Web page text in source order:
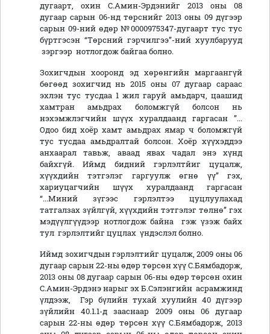
дугаарт, охин С.Амин-Эрдэнийг 2013 оны 08
дугаар сарын 06-нд төрснийг 2013 оны 09 дүгээр
сарын 09-ний өдөр №0000975347-дугаарт тус тус
бүртгэсэн “Төрсний гэрчилгээ”-ний хуулбарууд
зэргээр нотлогдож байгаа болно.
Зохигчдын хооронд эд хөрөнгийн маргаангүй
бөгөөд зохигчид нь 2015 оны 07 дугаар сараас
эхлэн тус тусдаа 1 жил гаруй амьдарч, цаашид
хамтран амьдрах боломжгүй болсон нь
нэхэмжлэгчийн шүүх хуралдаанд гаргасан ”...
Одоо бид хоёр хамт амьдрах ямар ч боломжгүй
тус тусдаа амьдралтай болсон. Хоёр хүүхэддээ
анхаарал тавьж, аваад явах чадал энэ хүнд
байхгүй. Иймд бидний гэрлэлтйиг цуцалж,
хүүхдийн тэтгэлэг гаргуулж өгнө үү” гэх,
хариуцагчийн шүүх хуралдаанд гаргасан
“...Миний зүгээс гэрлэлтээ цуцлуулахад
татгалзах зүйлгүй, хүүхдийн тэтгэлэг төлнө” гэх
мэдүүлгүүдээр нотлогдож байна гэж үзэж байх
тул гэрлэлтийг цуцлах үндэслэл болно.
Иймд зохигчдын гэрлэлтийг цуцалж, 2009 оны 06
дугаар сарын 22-ны өдөр төрсөн хүү С.Бямбадорж,
2013 оны 08 дугаар сарын 06-ны өдөр төрсөн охин
С.Амин-Эрдэнэ нарыг эх Б.Сэлэнгийн асрамжинд
үлдээж, Гэр бүлийн тухай хуулийн 40 дүгээр
зүйлийн 40.1.1-д зааснаар 2009 оны 06 дугаар
сарын 22-ны өдөр төрсөн хүү С.Бямбадорж, 2013